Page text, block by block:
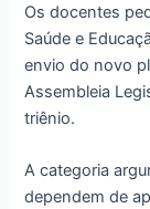
Os docentes
Saúde e
envio do novo
Assembleia
triênio.
A categoria
dependem de